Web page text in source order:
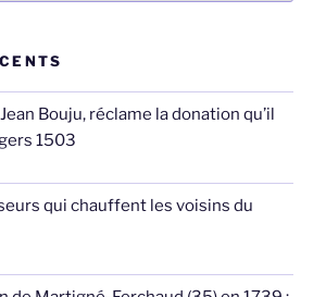
Bouju, réclame la donation qu’il
1503
qui chauffent les voisins du